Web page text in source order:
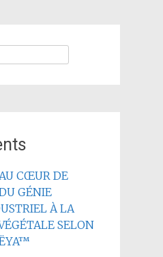
CŒUR DE
GÉNIE
À LA
SELON